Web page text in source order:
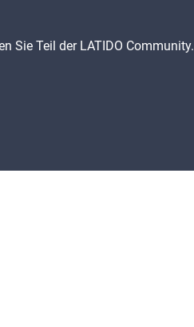
Sie Teil der LATIDO Community.